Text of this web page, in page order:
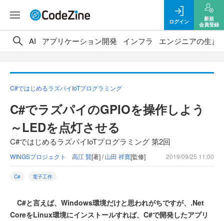
ログイン
新規
会員登録
AI アプリケーション開発 インフラ エンジニアの生き
C#ではじめるラズパイIoTプログラミング
C#でラズパイのGPIOを操作しよう
～LEDを点灯させる
C#ではじめるラズパイIoTプログラミング 第2回
WINGSプロジェクト 高江 賢[著] /山田 祥寛[監修] 2019/09/25 11:00
C# 電子工作
C#と言えば、Windows環境だけと思われがちですが、.Net
CoreをLinux環境にインストールすれば、C#で開発したアプリ